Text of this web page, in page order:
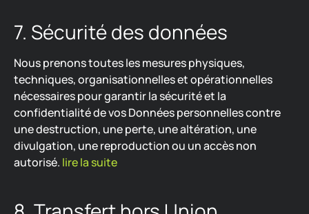
7. Sécurité des données
Nous prenons toutes les mesures physiques,
techniques, organisationnelles et opérationnelles
nécessaires pour garantir la sécurité et la
confidentialité de vos Données personnelles contre
une destruction, une perte, une altération, une
divulgation, une reproduction ou un accès non
autorisé. lire la suite